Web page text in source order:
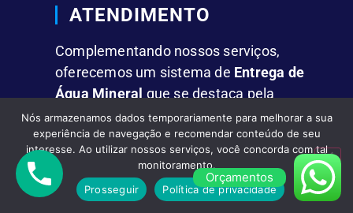
ATENDIMENTO
Complementando nossos serviços,
oferecemos um sistema de Entrega de
Água Mineralque se destaca pela
rapidez e comodidade.
FACILIDADES
FornecemosÁgua Mineral em Galões
Orçamentos
Nós armazenamos dados temporariamente para melhorar a sua
experiência de navegação e recomendar conteúdo de seu
interesse. Ao utilizar nossos serviços, você concorda com tal
monitoramento.
Prosseguir
Política de privacidade